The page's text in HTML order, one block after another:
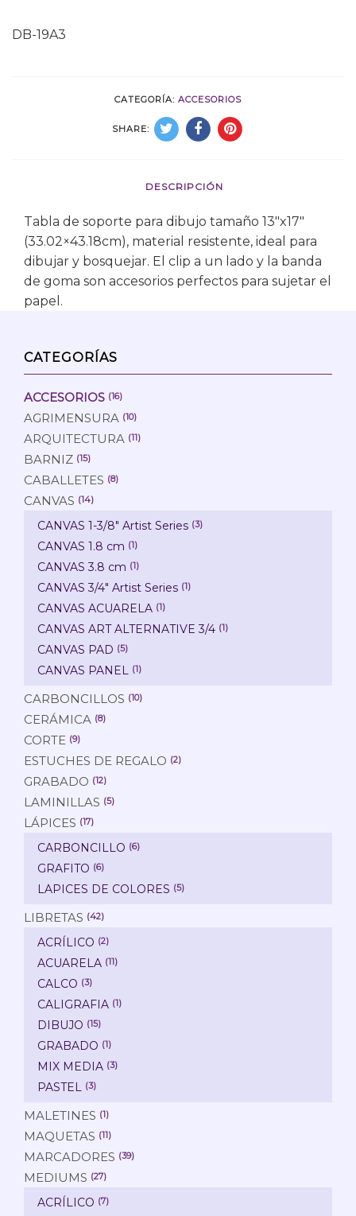
DB-19A3
CATEGORÍA: ACCESORIOS
SHARE:
DESCRIPCIÓN
Tabla de soporte para dibujo tamaño 13″x17″
(33.02×43.18cm), material resistente, ideal para
dibujar y bosquejar. El clip a un lado y la banda
de goma son accesorios perfectos para sujetar el
papel.
CATEGORÍAS
ACCESORIOS (16)
AGRIMENSURA (10)
ARQUITECTURA (11)
BARNIZ (15)
CABALLETES (8)
CANVAS (14)
CANVAS 1-3/8" Artist Series (3)
CANVAS 1.8 cm (1)
CANVAS 3.8 cm (1)
CANVAS 3/4" Artist Series (1)
CANVAS ACUARELA (1)
CANVAS ART ALTERNATIVE 3/4 (1)
CANVAS PAD (5)
CANVAS PANEL (1)
CARBONCILLOS (10)
CERÁMICA (8)
CORTE (9)
ESTUCHES DE REGALO (2)
GRABADO (12)
LAMINILLAS (5)
LÁPICES (17)
CARBONCILLO (6)
GRAFITO (6)
LAPICES DE COLORES (5)
LIBRETAS (42)
ACRÍLICO (2)
ACUARELA (11)
CALCO (3)
CALIGRAFIA (1)
DIBUJO (15)
GRABADO (1)
MIX MEDIA (3)
PASTEL (3)
MALETINES (1)
MAQUETAS (11)
MARCADORES (39)
MEDIUMS (27)
ACRÍLICO (7)